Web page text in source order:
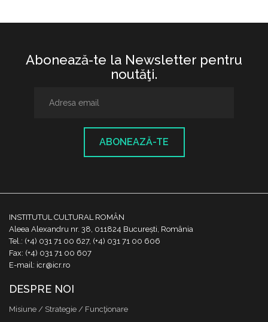
Abonează-te la Newsletter pentru
noutăţi.
ABONEAZĂ-TE
INSTITUTUL CULTURAL ROMÂN
Aleea Alexandru nr. 38, 011824 București, România
Tel.: (+4) 031 71 00 627, (+4) 031 71 00 606
Fax: (+4) 031 71 00 607
E-mail: icr@icr.ro
DESPRE NOI
Misiune / Strategie / Funcţionare